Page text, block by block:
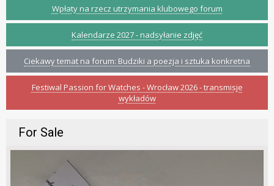
Wpłaty na rzecz utrzymania klubowego forum
Kalendarze 2027 - nadsyłanie zdjęć
Ciekawy temat na forum: Budziki a poezja i sztuka konkretna
Festiwal Passion for Watches - Wrocław 2026 - transmisje
wykładów
For Sale